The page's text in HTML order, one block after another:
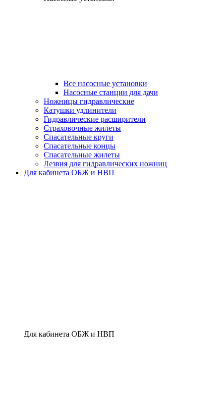
Все насосные установки
Насосные станции для дачи
Ножницы гидравлические
Катушки удлинители
Гидравлические расширители
Страховочные жилеты
Спасательные круги
Спасательные концы
Спасательные жилеты
Лезвия для гидравлических ножниц
Для кабинета ОБЖ и НВП
Для кабинета ОБЖ и НВП